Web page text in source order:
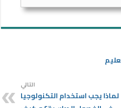
التالي
لماذا يجب استخدام التكنولوجيا